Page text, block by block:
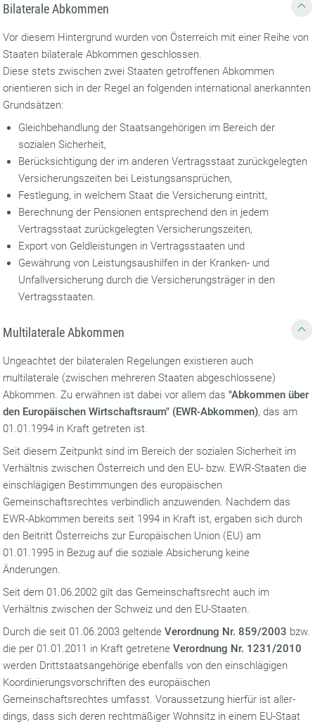
Bilaterale Abkommen
Vor diesem Hintergrund wurden von Österreich mit einer Reihe von
Staaten bilaterale Abkommen geschlossen.
Diese stets zwischen zwei Staaten getroffenen Abkommen
orientieren sich in der Regel an folgenden international anerkannten
Grundsätzen:
Gleichbehandlung der Staatsangehörigen im Bereich der
sozialen Sicherheit,
Berücksichtigung der im anderen Vertragsstaat zurückgelegten
Versicherungszeiten bei Leistungsansprüchen,
Festlegung, in welchem Staat die Versicherung eintritt,
Berechnung der Pensionen entsprechend den in jedem
Vertragsstaat zurückgelegten Versicherungszeiten,
Export von Geldleistungen in Vertragsstaaten und
Gewährung von Leistungsaushilfen in der Kranken- und
Unfallversicherung durch die Versicherungsträger in den
Vertragsstaaten.
Multilaterale Abkommen
Ungeachtet der bilateralen Regelungen existieren auch
multilaterale (zwischen mehreren Staaten abgeschlossene)
Abkommen. Zu erwähnen ist dabei vor allem das"Abkommen über
den Europäischen Wirtschaftsraum" (EWR-Abkommen), das am
01.01.1994 in Kraft getreten ist.
Seit diesem Zeitpunkt sind im Bereich der sozialen Sicherheit im
Verhältnis zwischen Österreich und den EU- bzw. EWR-Staaten die
einschlägigen Bestimmungen des europäischen
Gemeinschaftsrechtes verbindlich anzuwenden. Nachdem das
EWR-Abkommen bereits seit 1994 in Kraft ist, ergaben sich durch
den Beitritt Österreichs zur Europäischen Union (EU) am
01.01.1995 in Bezug auf die soziale Absicherung keine
Änderungen.
Seit dem 01.06.2002 gilt das Gemeinschaftsrecht auch im
Verhältnis zwischen der Schweiz und den EU-Staaten.
Durch die seit 01.06.2003 geltendeVerordnung Nr. 859/2003 bzw.
die per 01.01.2011 in Kraft getreteneVerordnung Nr. 1231/2010
werden Drittstaatsangehörige ebenfalls von den einschlägigen
Koordinierungsvorschriften des europäischen
Gemeinschaftsrechtes umfasst. Voraussetzung hierfür ist aller­
dings, dass sich deren rechtmäßiger Wohnsitz in einem EU-Staat